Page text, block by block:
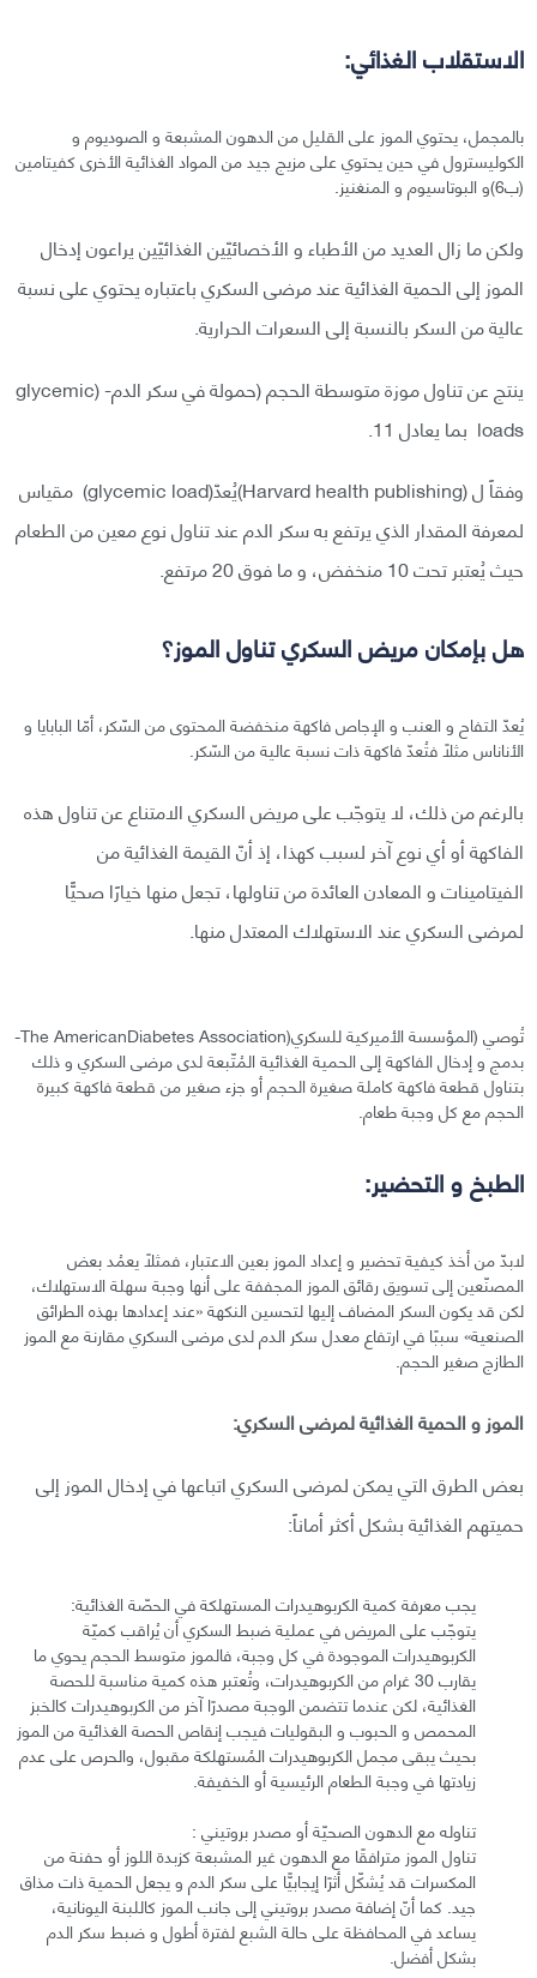
الاستقلاب الغذائي:
بالمجمل، يحتوي الموز على القليل من الدهون المشبعة و الصوديوم و
الكوليسترول في حين يحتوي على مزيج جيد من المواد الغذائية الأخرى كفيتامين
(ب6)و البوتاسيوم و المنغنيز.
ولكن ما زال العديد من الأطباء و الأخصائيّين الغذائيّين يراعون إدخال
الموز إلى الحمية الغذائية عند مرضى السكري باعتباره يحتوي على نسبة
عالية من السكر بالنسبة إلى السعرات الحرارية.
ينتج عن تناول موزة متوسطة الحجم (حمولة في سكر الدم- (glycemic
loads بما يعادل 11.
وفقاً ل (Harvard health publishing)يُعدّ(glycemic load) مقياس
لمعرفة المقدار الذي يرتفع به سكر الدم عند تناول نوع معين من الطعام
حيث يُعتبر تحت 10 منخفض، و ما فوق 20 مرتفع.
هل بإمكان مريض السكري تناول الموز؟
يُعدّ التفاح و العنب و الإجاص فاكهة منخفضة المحتوى من السّكر، أمّا البابايا و
الأناناس مثلًا فتُعدّ فاكهة ذات نسبة عالية من السّكر.
بالرغم من ذلك، لا يتوجّب على مريض السكري الامتناع عن تناول هذه
الفاكهة أو أي نوع آخر لسبب كهذا، إذ أنّ القيمة الغذائية من
الفيتامينات و المعادن العائدة من تناولها، تجعل منها خيارًا صحيًّا
لمرضى السكري عند الاستهلاك المعتدل منها.
تُوصي (المؤسسة الأميركية للسكري(The AmericanDiabetes Association-
بدمج و إدخال الفاكهة إلى الحمية الغذائية المُتّبعة لدى مرضى السكري و ذلك
بتناول قطعة فاكهة كاملة صغيرة الحجم أو جزء صغير من قطعة فاكهة كبيرة
الحجم مع كل وجبة طعام.
الطبخ و التحضير:
لابدّ من أخذ كيفية تحضير و إعداد الموز بعين الاعتبار، فمثلًا يعمُد بعض
المصنّعين إلى تسويق رقائق الموز المجففة على أنها وجبة سهلة الاستهلاك،
لكن قد يكون السكر المضاف إليها لتحسين النكهة «عند إعدادها بهذه الطرائق
الصنعية» سببًا في ارتفاع معدل سكر الدم لدى مرضى السكري مقارنة مع الموز
الطازج صغير الحجم.
الموز و الحمية الغذائية لمرضى السكري:
بعض الطرق التي يمكن لمرضى السكري اتباعها في إدخال الموز إلى
حميتهم الغذائية بشكل أكثر أماناً:
يجب معرفة كمية الكربوهيدرات المستهلكة في الحصّة الغذائية:
يتوجّب على المريض في عملية ضبط السكري أن يُراقب كميّة
الكربوهيدرات الموجودة في كل وجبة، فالموز متوسط الحجم يحوي ما
يقارب 30 غرام من الكربوهيدرات، وتُعتبر هذه كمية مناسبة للحصة
الغذائية، لكن عندما تتضمن الوجبة مصدرًا آخر من الكربوهيدرات كالخبز
المحمص و الحبوب و البقوليات فيجب إنقاص الحصة الغذائية من الموز
بحيث يبقى مجمل الكربوهيدرات المُستهلكة مقبول، والحرص على عدم
زيادتها في وجبة الطعام الرئيسية أو الخفيفة.
تناوله مع الدهون الصحيّة أو مصدر بروتيني :
تناول الموز مترافقًا مع الدهون غير المشبعة كزبدة اللوز أو حفنة من
المكسرات قد يُشكّل أثرًا إيجابيًّا على سكر الدم و يجعل الحمية ذات مذاق
جيد. كما أنّ إضافة مصدر بروتيني إلى جانب الموز كاللبنة اليونانية،
يساعد في المحافظة على حالة الشبع لفترة أطول و ضبط سكر الدم
بشكل أفضل.